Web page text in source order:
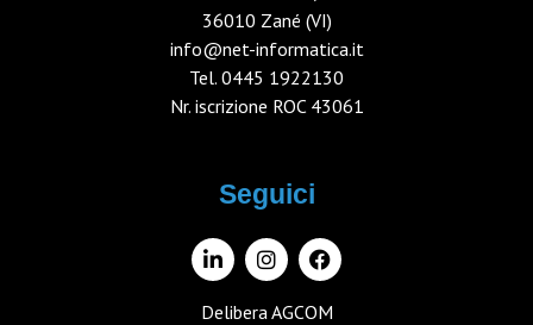
36010 Zané (VI)
info@net-informatica.it
Tel. 0445 1922130
Nr. iscrizione ROC 43061
Seguici
Delibera AGCOM